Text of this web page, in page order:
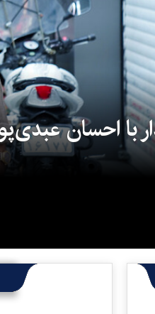
با احسان